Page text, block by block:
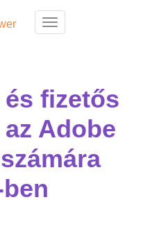
Toggle navigation
fizetős
Adobe